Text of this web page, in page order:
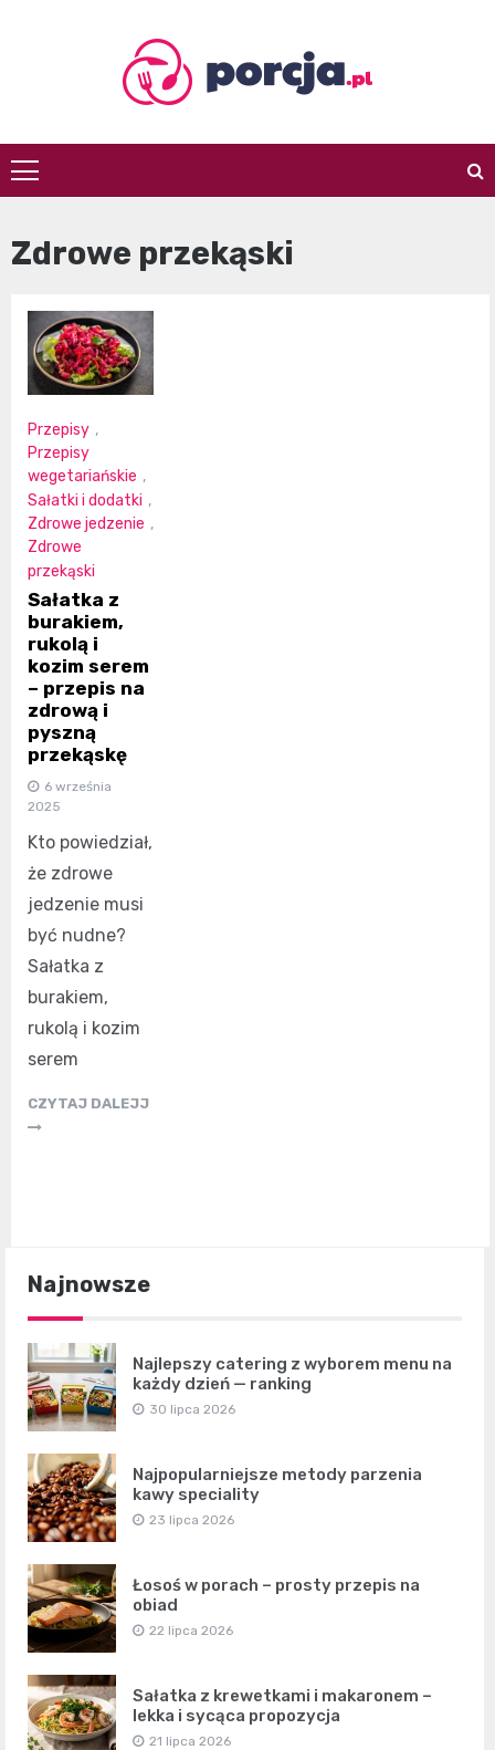
porcja.pl
Zdrowe przekąski
Przepisy ,
Przepisy
wegetariańskie ,
Sałatki i dodatki ,
Zdrowe jedzenie ,
Zdrowe
przekąski
Sałatka z
burakiem,
rukolą i
kozim serem
– przepis na
zdrową i
pyszną
przekąskę
6 września
2025
Kto powiedział,
że zdrowe
jedzenie musi
być nudne?
Sałatka z
burakiem,
rukolą i kozim
serem
CZYTAJ DALEJJ
Najnowsze
Najlepszy catering z wyborem menu na
każdy dzień — ranking
30 lipca 2026
Najpopularniejsze metody parzenia
kawy speciality
23 lipca 2026
Łosoś w porach – prosty przepis na
obiad
22 lipca 2026
Sałatka z krewetkami i makaronem –
lekka i sycąca propozycja
21 lipca 2026